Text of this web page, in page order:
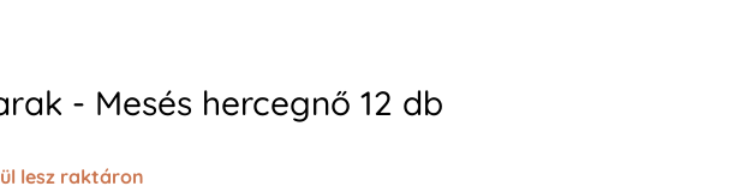
- Mesés hercegnő 12 db
lesz raktáron